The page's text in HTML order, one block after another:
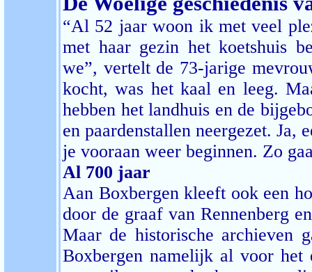
“Al 52 jaar woon ik met veel
met haar gezin het koetshuis
we”, vertelt de 73-jarige
kocht, was het kaal en leeg.
hebben het landhuis en de
en paardenstallen neergezet. Ja,
je vooraan weer beginnen. Zo
Al 700 jaar
Aan Boxbergen kleeft ook een
door de graaf van Rennenberg
Maar de historische archieven
Boxbergen namelijk al voor het